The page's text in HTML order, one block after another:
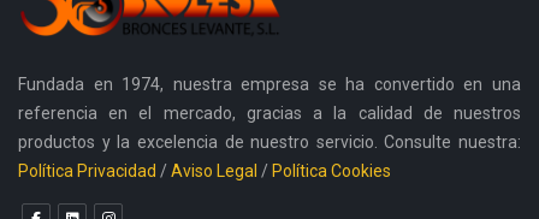
Fundada en 1974, nuestra empresa se ha convertido en una
referencia en el mercado, gracias a la calidad de nuestros
productos y la excelencia de nuestro servicio. Consulte nuestra:
Política Privacidad / Aviso Legal / Política Cookies